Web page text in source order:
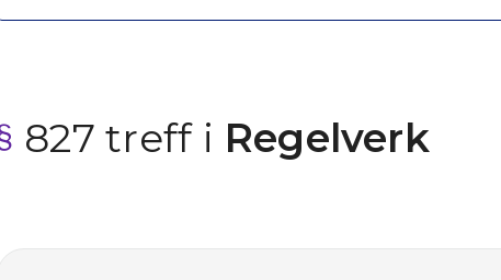
827 treff i Regelverk